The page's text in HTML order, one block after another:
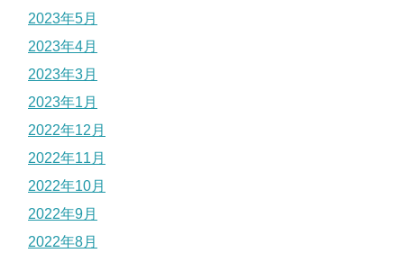
2023年5月
2023年4月
2023年3月
2023年1月
2022年12月
2022年11月
2022年10月
2022年9月
2022年8月